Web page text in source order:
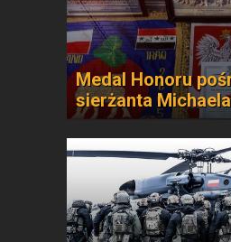
Medal Honoru
sierżanta